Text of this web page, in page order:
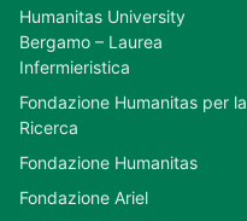
Humanitas University
Bergamo – Laurea
Infermieristica
Fondazione Humanitas per la
Ricerca
Fondazione Humanitas
Fondazione Ariel